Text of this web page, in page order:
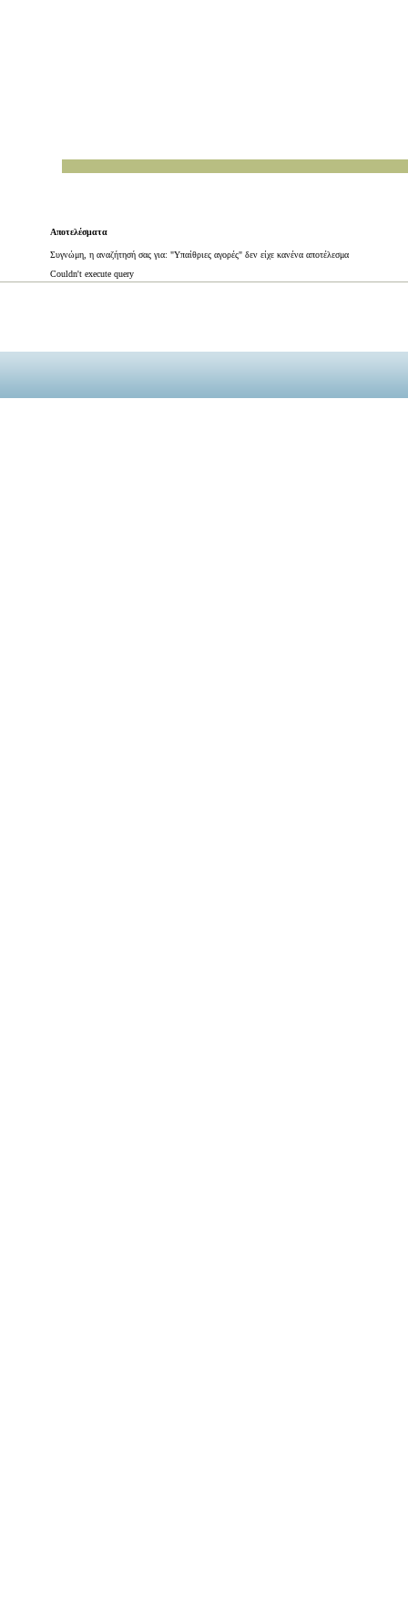
Αποτελέσματα
Συγνώμη, η αναζήτησή σας για: "Υπαίθριες αγορές" δεν είχε κανένα αποτέλεσμα
Couldn't execute query